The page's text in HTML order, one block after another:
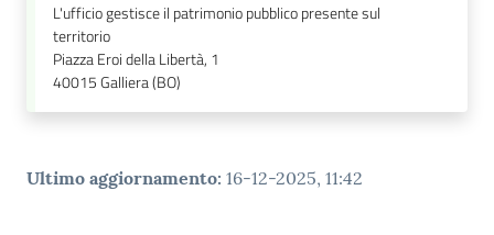
L'ufficio gestisce il patrimonio pubblico presente sul
territorio
Piazza Eroi della Libertà, 1
40015Galliera (BO)
Ultimo aggiornamento: 16-12-2025, 11:42